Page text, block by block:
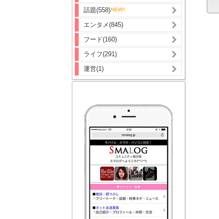
話題(558)
エンタメ(845)
フード(160)
ライフ(291)
運営(1)